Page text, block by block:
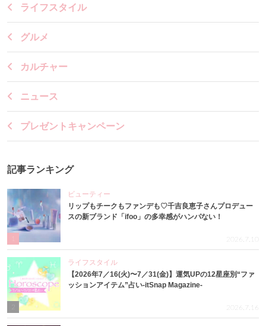
ライフスタイル
グルメ
カルチャー
ニュース
プレゼントキャンペーン
記事ランキング
ビューティー
リップもチークもファンデも♡千吉良恵子さんプロデュー
スの新ブランド「ifoo」の多幸感がハンパない！
2026.7.10
ライフスタイル
【2026年7／16(火)〜7／31(金)】運気UPの12星座別“ファ
ッションアイテム”占い-itSnap Magazine-
2026.7.16